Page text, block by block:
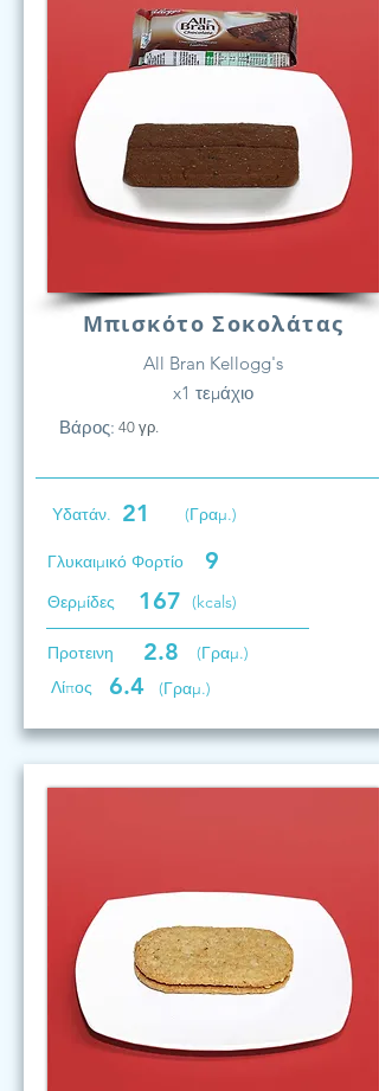
Μπισκότο Σοκολάτας
All Bran Kellogg's
x1 τεμάχιο
Βάρος: 40 γρ.
Υδατάν. 21 (Γραμ.)
Γλυκαιμικό Φορτίο 9
Θερμίδες 167 (kcals)
Προτεινη 2.8
(Γραμ.)
Λίπος
6.4 (Γραμ.)